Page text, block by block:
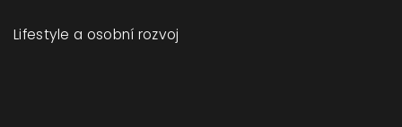
Lifestyle a osobní rozvoj